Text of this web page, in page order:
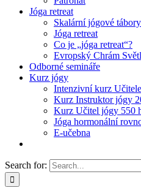
Jóga retreat
Skalární jógové
Jóga retreat
Co je „jóga retreat“?
Evropský Chrám
Odborné semináře
Kurz jógy
Intenzivní kurz
Kurz Instruktor jógy
Kurz Učitel jógy 550
Jóga hormonální
E-učebna
Search for: